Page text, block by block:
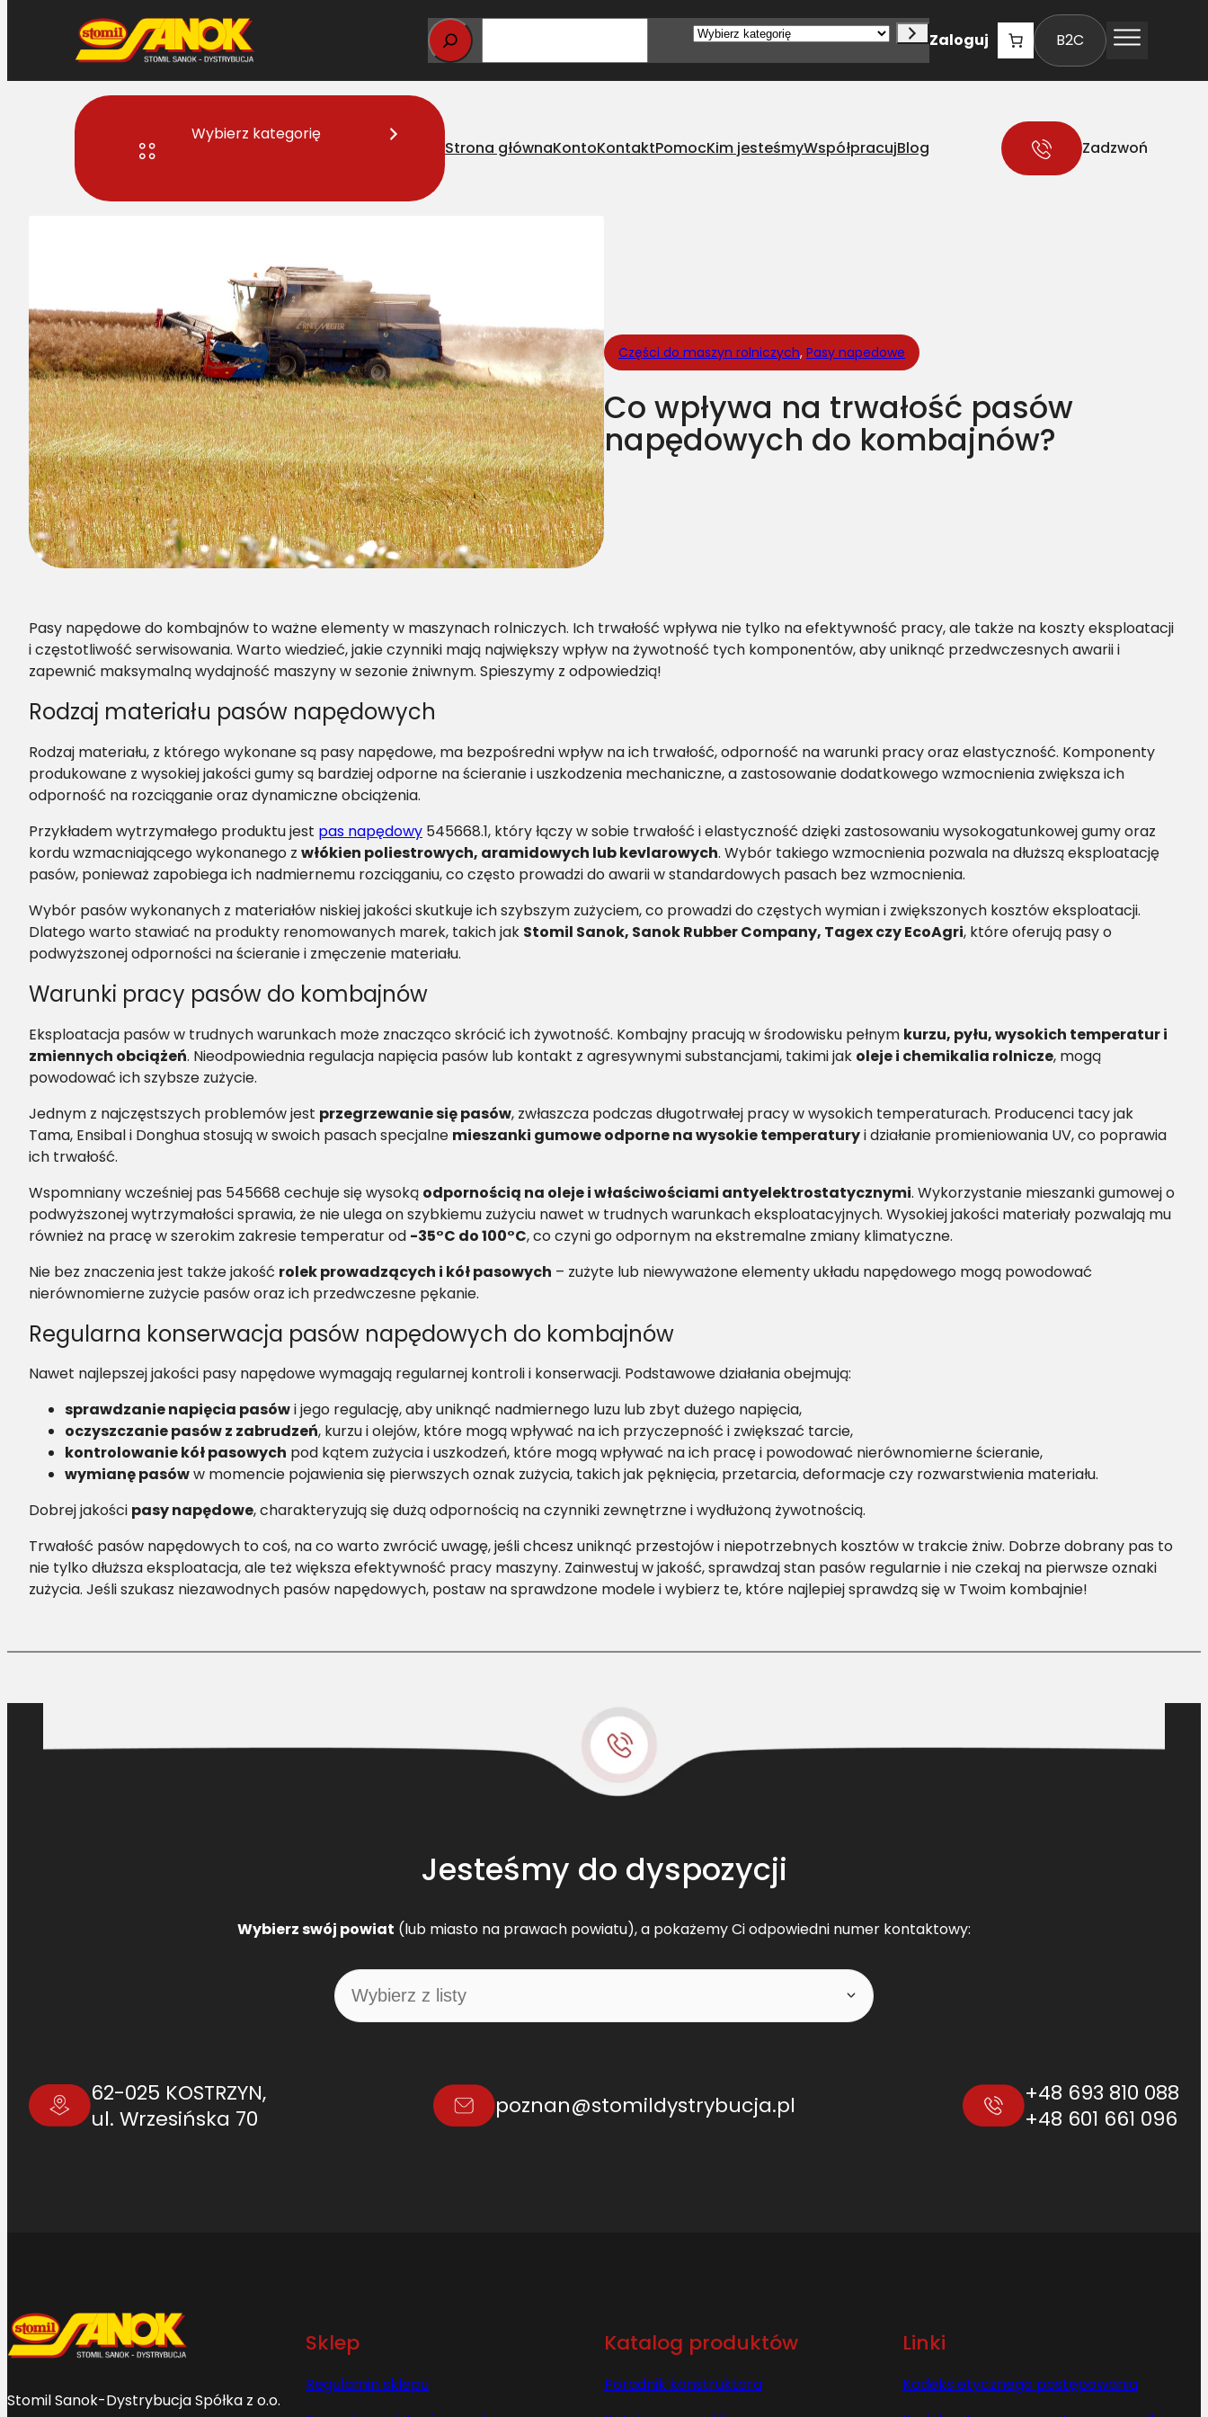
Wybierz
Zaloguj B2C
Wybierz kategorię
Strona głównaKontoKontaktPomocKim jesteśmyWspółpracujBlog Zadzwoń
Części do maszyn rolniczych > Co wpływa na trwałość pasów napędowych do kombajnów?
Części do maszyn rolniczych, Pasy napedowe
Co wpływa na trwałość pasów
napędowych do kombajnów?
Pasy napędowe do kombajnów to ważne elementy w maszynach rolniczych. Ich trwałość wpływa nie tylko na efektywność pracy, ale także na koszty eksploatacji
i częstotliwość serwisowania. Warto wiedzieć, jakie czynniki mają największy wpływ na żywotność tych komponentów, aby uniknąć przedwczesnych awarii i
zapewnić maksymalną wydajność maszyny w sezonie żniwnym. Spieszymy z odpowiedzią!
Rodzaj materiału pasów napędowych
Rodzaj materiału, z którego wykonane są pasy napędowe, ma bezpośredni wpływ na ich trwałość, odporność na warunki pracy oraz elastyczność. Komponenty
produkowane z wysokiej jakości gumy są bardziej odporne na ścieranie i uszkodzenia mechaniczne, a zastosowanie dodatkowego wzmocnienia zwiększa ich
odporność na rozciąganie oraz dynamiczne obciążenia.
Przykładem wytrzymałego produktu jest pas napędowy 545668.1, który łączy w sobie trwałość i elastyczność dzięki zastosowaniu wysokogatunkowej gumy oraz
kordu wzmacniającego wykonanego z włókien poliestrowych, aramidowych lub kevlarowych. Wybór takiego wzmocnienia pozwala na dłuższą eksploatację
pasów, ponieważ zapobiega ich nadmiernemu rozciąganiu, co często prowadzi do awarii w standardowych pasach bez wzmocnienia.
Wybór pasów wykonanych z materiałów niskiej jakości skutkuje ich szybszym zużyciem, co prowadzi do częstych wymian i zwiększonych kosztów eksploatacji.
Dlatego warto stawiać na produkty renomowanych marek, takich jak Stomil Sanok, Sanok Rubber Company, Tagex czy EcoAgri, które oferują pasy o
podwyższonej odporności na ścieranie i zmęczenie materiału.
Warunki pracy pasów do kombajnów
Eksploatacja pasów w trudnych warunkach może znacząco skrócić ich żywotność. Kombajny pracują w środowisku pełnym kurzu, pyłu, wysokich temperatur i
zmiennych obciążeń. Nieodpowiednia regulacja napięcia pasów lub kontakt z agresywnymi substancjami, takimi jak oleje i chemikalia rolnicze, mogą
powodować ich szybsze zużycie.
Jednym z najczęstszych problemów jest przegrzewanie się pasów, zwłaszcza podczas długotrwałej pracy w wysokich temperaturach. Producenci tacy jak
Tama, Ensibal i Donghua stosują w swoich pasach specjalne mieszanki gumowe odporne na wysokie temperaturyi działanie promieniowania UV, co poprawia
ich trwałość.
Wspomniany wcześniej pas 545668 cechuje się wysoką odpornością na oleje i właściwościami antyelektrostatycznymi. Wykorzystanie mieszanki gumowej o
podwyższonej wytrzymałości sprawia, że nie ulega on szybkiemu zużyciu nawet w trudnych warunkach eksploatacyjnych. Wysokiej jakości materiały pozwalają mu
również na pracę w szerokim zakresie temperatur od -35°C do 100°C, co czyni go odpornym na ekstremalne zmiany klimatyczne.
Nie bez znaczenia jest także jakość rolek prowadzących i kół pasowych – zużyte lub niewyważone elementy układu napędowego mogą powodować
nierównomierne zużycie pasów oraz ich przedwczesne pękanie.
Regularna konserwacja pasów napędowych do kombajnów
Nawet najlepszej jakości pasy napędowe wymagają regularnej kontroli i konserwacji. Podstawowe działania obejmują:
sprawdzanie napięcia pasówi jego regulację, aby uniknąć nadmiernego luzu lub zbyt dużego napięcia,
oczyszczanie pasów z zabrudzeń, kurzu i olejów, które mogą wpływać na ich przyczepność i zwiększać tarcie,
kontrolowanie kół pasowych pod kątem zużycia i uszkodzeń, które mogą wpływać na ich pracę i powodować nierównomierne ścieranie,
wymianę pasóww momencie pojawienia się pierwszych oznak zużycia, takich jak pęknięcia, przetarcia, deformacje czy rozwarstwienia materiału.
Dobrej jakości pasy napędowe, charakteryzują się dużą odpornością na czynniki zewnętrzne i wydłużoną żywotnością.
Trwałość pasów napędowych to coś, na co warto zwrócić uwagę, jeśli chcesz uniknąć przestojów i niepotrzebnych kosztów w trakcie żniw. Dobrze dobrany pas to
nie tylko dłuższa eksploatacja, ale też większa efektywność pracy maszyny. Zainwestuj w jakość, sprawdzaj stan pasów regularnie i nie czekaj na pierwsze oznaki
zużycia. Jeśli szukasz niezawodnych pasów napędowych, postaw na sprawdzone modele i wybierz te, które najlepiej sprawdzą się w Twoim kombajnie!
Jesteśmy do dyspozycji
Wybierz swój powiat (lub miasto na prawach powiatu), a pokażemy Ci odpowiedni numer kontaktowy:
62-025 KOSTRZYN,
ul. Wrzesińska 70
poznan@stomildystrybucja.pl
+48 693 810 088
+48 601 661 096
Stomil Sanok-Dystrybucja Spółka z o.o.
Sklep
Regulamin sklepu
Katalog produktów
Poradnik konstruktora
Linki
Kodeks etycznego postępowania